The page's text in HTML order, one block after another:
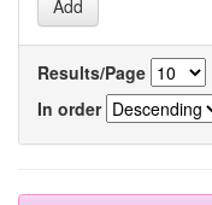
Results/Page
In order